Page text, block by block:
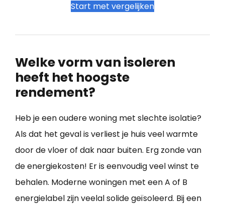
Start met vergelijken
Welke vorm van isoleren
heeft het hoogste
rendement?
Heb je een oudere woning met slechte isolatie?
Als dat het geval is verliest je huis veel warmte
door de vloer of dak naar buiten. Erg zonde van
de energiekosten! Er is eenvoudig veel winst te
behalen. Moderne woningen met een A of B
energielabel zijn veelal solide geïsoleerd. Bij een